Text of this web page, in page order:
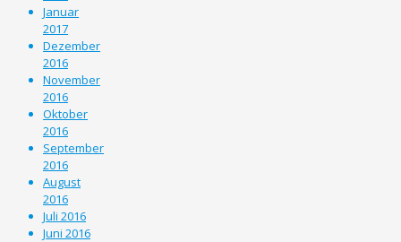
Januar
2017
Dezember
2016
November
2016
Oktober
2016
September
2016
August
2016
Juli 2016
Juni 2016